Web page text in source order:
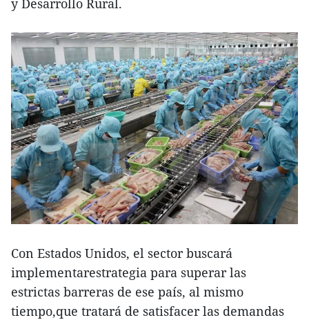
y Desarrollo Rural.
Con Estados Unidos, el sector buscará
implementarestrategia para superar las
estrictas barreras de ese país, al mismo
tiempo,que tratará de satisfacer las demandas